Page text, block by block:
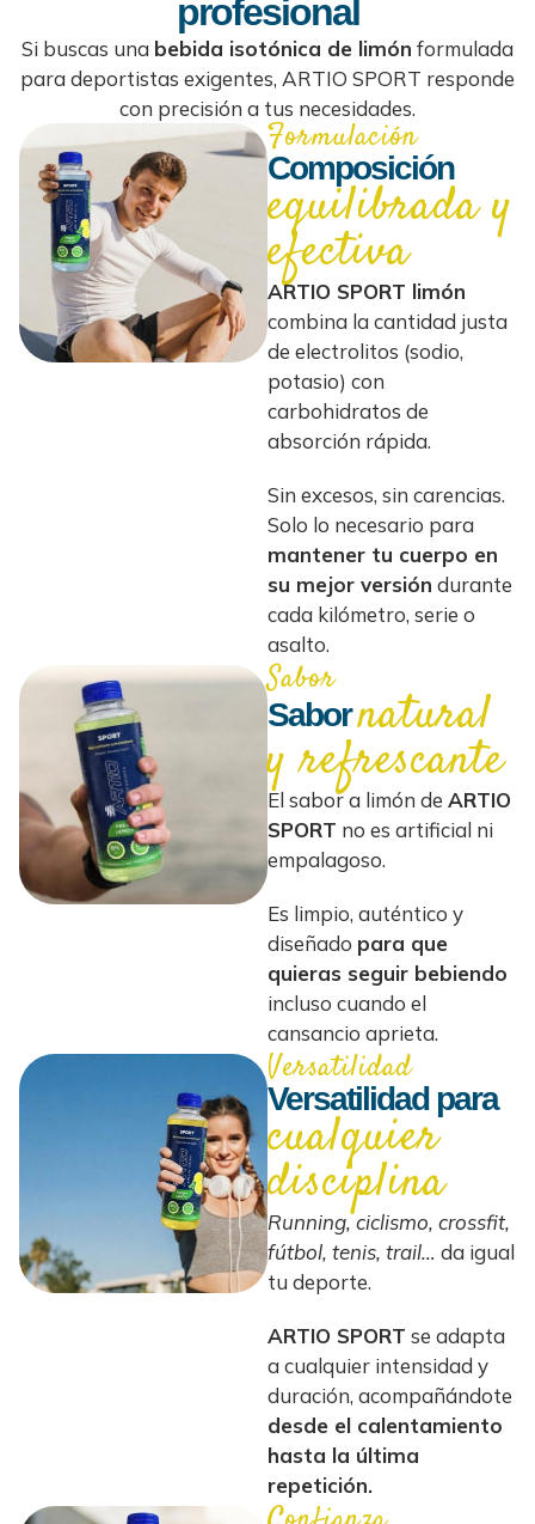
profesional
Si buscas una bebida isotónica de limón formulada
para deportistas exigentes, ARTIO SPORT responde
con precisión a tus necesidades.
Formulación
Composición
equilibrada y
efectiva
ARTIO SPORT limón
combina la cantidad justa
de electrolitos (sodio,
potasio) con
carbohidratos de
absorción rápida.
Sin excesos, sin carencias.
Solo lo necesario para
mantener tu cuerpo en
su mejor versión durante
cada kilómetro, serie o
asalto.
Sabor
Sabornatural
y refrescante
El sabor a limón de ARTIO
SPORT no es artificial ni
empalagoso.
Es limpio, auténtico y
diseñado para que
quieras seguir bebiendo
incluso cuando el
cansancio aprieta.
Versatilidad
Versatilidad para
cualquier
disciplina
Running, ciclismo, crossfit,
fútbol, tenis, trail… da igual
tu deporte.
ARTIO SPORT se adapta
a cualquier intensidad y
duración, acompañándote
desde el calentamiento
hasta la última
repetición.